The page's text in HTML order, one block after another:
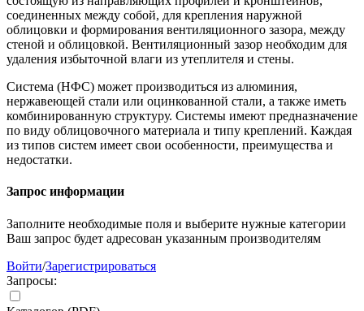
соединенных между собой, для крепления наружной
облицовки и формирования вентиляционного зазора, между
стеной и облицовкой. Вентиляционный зазор необходим для
удаления избыточной влаги из утеплителя и стены.
Система (НФС) может производиться из алюминия,
нержавеющей стали или оцинкованной стали, а также иметь
комбинированную структуру. Системы имеют предназначение
по виду облицовочного материала и типу креплений. Каждая
из типов систем имеет свои особенности, преимущества и
недостатки.
Запрос информации
Заполните необходимые поля и выберите нужные категории
Ваш запрос будет адресован указанным производителям
Войти/Зарегистрироваться
Запросы: